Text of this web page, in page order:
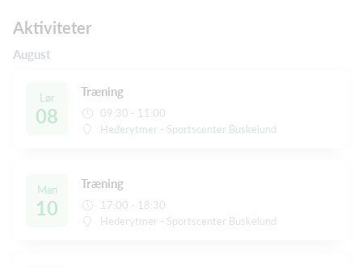
Aktiviteter
August
Lør
08
Træning
09:30 - 11:00
Hederytmer - Sportscenter Buskelund
Man
10
Træning
17:00 - 18:30
Hederytmer - Sportscenter Buskelund